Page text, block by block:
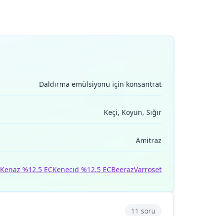
Daldırma emülsiyonu için konsantrat
Keçi, Koyun, Sığır
Amitraz
Kenaz %12.5 ECKenecid %12.5 ECBeerazVarroset
11 soru